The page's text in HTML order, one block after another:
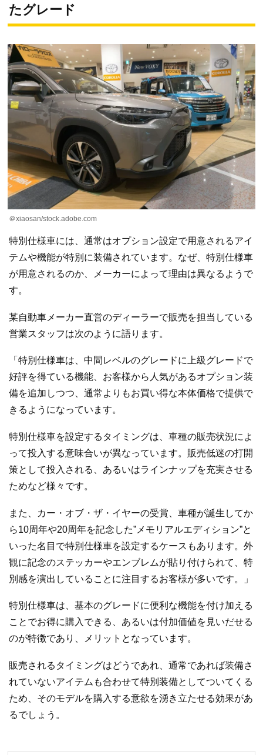
たグレード
＠xiaosan/stock.adobe.com
特別仕様車には、通常はオプション設定で用意されるアイ
テムや機能が特別に装備されています。なぜ、特別仕様車
が用意されるのか、メーカーによって理由は異なるようで
す。
某自動車メーカー直営のディーラーで販売を担当している
営業スタッフは次のように語ります。
「特別仕様車は、中間レベルのグレードに上級グレードで
好評を得ている機能、お客様から人気があるオプション装
備を追加しつつ、通常よりもお買い得な本体価格で提供で
きるようになっています。
特別仕様車を設定するタイミングは、車種の販売状況によ
って投入する意味合いが異なっています。販売低迷の打開
策として投入される、あるいはラインナップを充実させる
ためなど様々です。
また、カー・オブ・ザ・イヤーの受賞、車種が誕生してか
ら10周年や20周年を記念した”メモリアルエディション”と
いった名目で特別仕様車を設定するケースもあります。外
観に記念のステッカーやエンブレムが貼り付けられて、特
別感を演出していることに注目するお客様が多いです。」
特別仕様車は、基本のグレードに便利な機能を付け加える
ことでお得に購入できる、あるいは付加価値を見いだせる
のが特徴であり、メリットとなっています。
販売されるタイミングはどうであれ、通常であれば装備さ
れていないアイテムも合わせて特別装備としてついてくる
ため、そのモデルを購入する意欲を湧き立たせる効果があ
るでしょう。